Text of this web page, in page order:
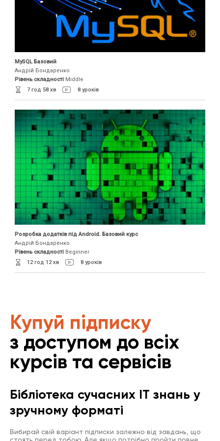
MySQL Базовий
Андрій Бондаренко
Рівень складності Middle
7 год 58 хв
8 уроків
Розробка додатків під Android. Базовий курс
Андрій Бондаренко
Рівень складності Beginner
12 год 12 хв
8 уроків
Купуй підписку
з доступом до всіх
курсів та сервісів
Бібліотека сучасних IT знань у
зручному форматі
Вибирай свій варіант підписки залежно від завдань, що